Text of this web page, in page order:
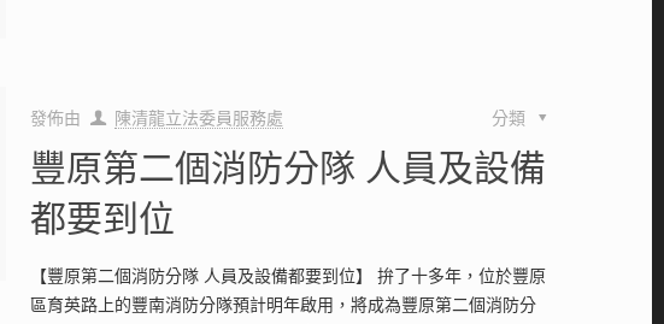
發佈由 陳清龍立法委員服務處 分類
豐原第二個消防分隊 人員及設備
都要到位
【豐原第二個消防分隊 人員及設備都要到位】 拚了十多年，位於豐原
區育英路上的豐南消防分隊預計明年啟用，將成為豐原第二個消防分